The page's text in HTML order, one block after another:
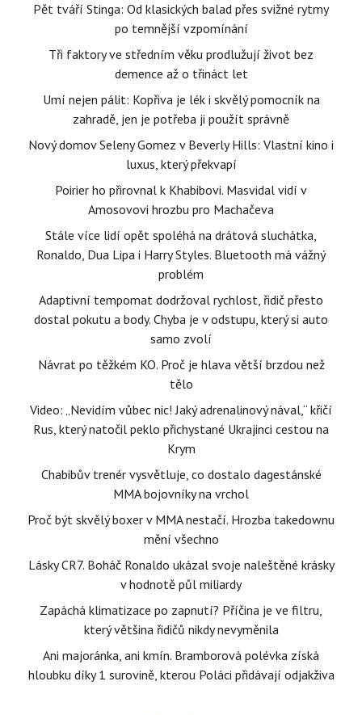
Pět tváří Stinga: Od klasických balad přes svižné rytmy
po temnější vzpomínání
Tři faktory ve středním věku prodlužují život bez
demence až o třináct let
Umí nejen pálit: Kopřiva je lék i skvělý pomocník na
zahradě, jen je potřeba ji použít správně
Nový domov Seleny Gomez v Beverly Hills: Vlastní kino i
luxus, který překvapí
Poirier ho přirovnal k Khabibovi. Masvidal vidí v
Amosovovi hrozbu pro Machačeva
Stále více lidí opět spoléhá na drátová sluchátka,
Ronaldo, Dua Lipa i Harry Styles. Bluetooth má vážný
problém
Adaptivní tempomat dodržoval rychlost, řidič přesto
dostal pokutu a body. Chyba je v odstupu, který si auto
samo zvolí
Návrat po těžkém KO. Proč je hlava větší brzdou než
tělo
Video: „Nevidím vůbec nic! Jaký adrenalinový nával,“ křičí
Rus, který natočil peklo přichystané Ukrajinci cestou na
Krym
Chabibův trenér vysvětluje, co dostalo dagestánské
MMA bojovníky na vrchol
Proč být skvělý boxer v MMA nestačí. Hrozba takedownu
mění všechno
Lásky CR7. Boháč Ronaldo ukázal svoje naleštěné krásky
v hodnotě půl miliardy
Zapáchá klimatizace po zapnutí? Příčina je ve filtru,
který většina řidičů nikdy nevyměnila
Ani majoránka, ani kmín. Bramborová polévka získá
hloubku díky 1 surovině, kterou Poláci přidávají odjakživa